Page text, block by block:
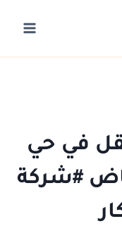
في حي
#شركة